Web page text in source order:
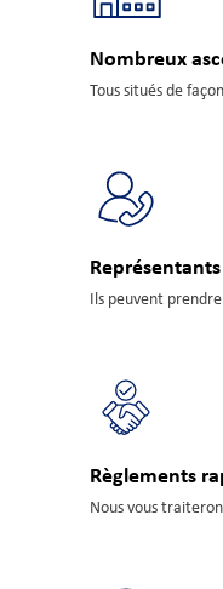
Nombreux
Tous situés de
Représentants
Ils peuvent
Règlements
Nous vous